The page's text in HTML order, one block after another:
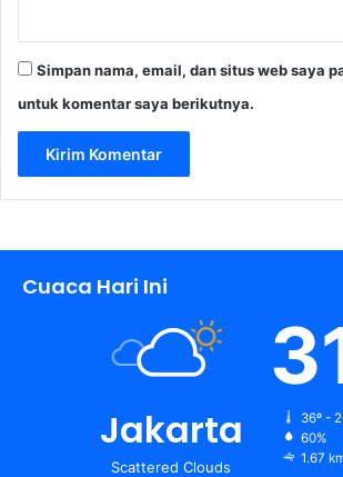
Simpan nama, email, dan situs web saya
untuk komentar saya berikutnya.
Cuaca Hari Ini
Jakarta
Scattered Clouds
36º -
60%
1.67